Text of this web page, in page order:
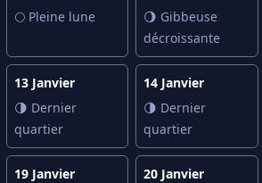
🌕 Pleine lune
🌖 Gibbeuse
décroissante
13 Janvier
🌗 Dernier
quartier
14 Janvier
🌗 Dernier
quartier
19 Janvier
20 Janvier